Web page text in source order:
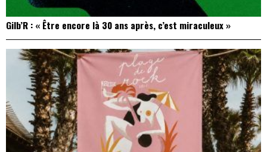
Gilb’R : « Être encore là 30 ans après, c’est miraculeux »